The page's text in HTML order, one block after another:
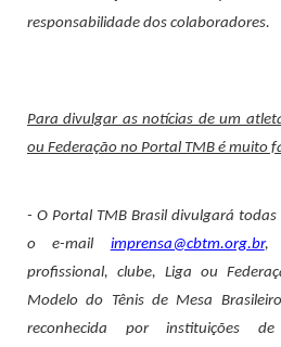
responsabilidade dos colaboradores.
Para divulgar as notícias de um
ou Federação no Portal TMB é muito
- O Portal TMB Brasil divulgará
o e-mail imprensa@cbtm.org.br,
profissional, clube, Liga ou
Modelo do Tênis de Mesa
reconhecida por instituições